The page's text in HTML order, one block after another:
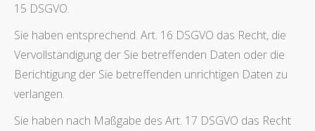
15 DSGVO.
Sie haben entsprechend. Art. 16 DSGVO das Recht, die
Vervollständigung der Sie betreffenden Daten oder die
Berichtigung der Sie betreffenden unrichtigen Daten zu
verlangen.
Sie haben nach Maßgabe des Art. 17 DSGVO das Recht